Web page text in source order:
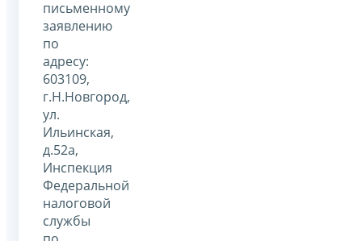
письменному
заявлению
по
адресу:
603109,
г.Н.Новгород,
ул.
Ильинская,
д.52а,
Инспекция
Федеральной
налоговой
службы